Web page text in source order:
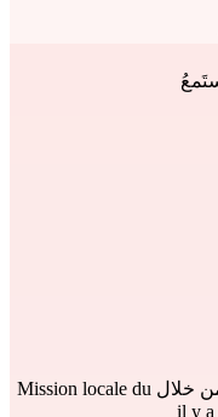
خلال Mission locale du